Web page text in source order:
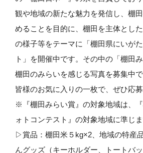
観や地域の新たな魅力を発信し、棚
めることを目的に、棚田を主体とし
の様子等をテーマに「棚田県にいが
ト」を開催中です。その中の「棚田
棚田のみらいを感じる写真を募集中で
皆様のお気に入りの一枚で、ぜひ応募
※『棚田みらい賞』の対象地域は、
ォトコンテスト』の対象地域に準じま
▷賞品：棚田米５kg×2、地域の特産
んグッズ（キーホルダー、トートバッ